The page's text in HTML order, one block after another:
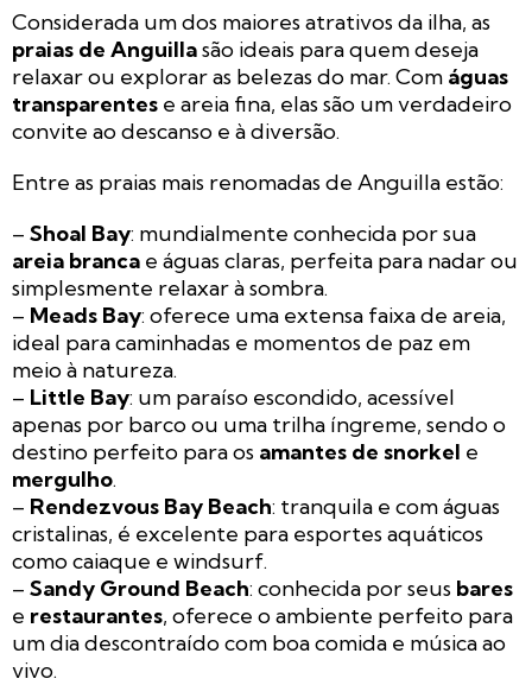
Considerada um dos maiores atrativos da ilha, as
praias de Anguillasão ideais para quem deseja
relaxar ou explorar as belezas do mar. Com águas
transparentes e areia fina, elas são um verdadeiro
convite ao descanso e à diversão.
Entre as praias mais renomadas de Anguilla estão:
– Shoal Bay: mundialmente conhecida por sua
areia branca e águas claras, perfeita para nadar ou
simplesmente relaxar à sombra.
– Meads Bay: oferece uma extensa faixa de areia,
ideal para caminhadas e momentos de paz em
meio à natureza.
– Little Bay: um paraíso escondido, acessível
apenas por barco ou uma trilha íngreme, sendo o
destino perfeito para os amantes de snorkel e
mergulho.
– Rendezvous Bay Beach: tranquila e com águas
cristalinas, é excelente para esportes aquáticos
como caiaque e windsurf.
– Sandy Ground Beach: conhecida por seus bares
e restaurantes, oferece o ambiente perfeito para
um dia descontraído com boa comida e música ao
vivo.